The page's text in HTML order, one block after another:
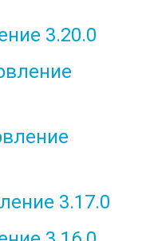
3.20.0
3.17.0